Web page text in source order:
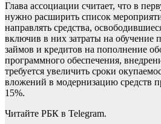
Глава ассоциации считает, что в
нужно расширить список
направлять средства,
включив в них затраты на обучение
займов и кредитов на пополнение
программного обеспечения,
требуется увеличить сроки
вложений в модернизацию средств
15%.
Читайте РБК в Telegram.